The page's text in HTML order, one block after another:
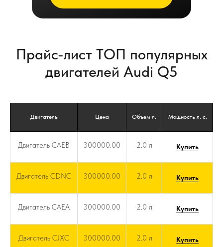
Прайс-лист ТОП популярных
двигателей Audi Q5
Двигатель Цена Объем л. Мощность л. с.
Двигатель CAEB 300000.00 2.0 л Купить
Двигатель CDNC 300000.00 2.0 л Купить
Двигатель CAEA 300000.00 2.0 л Купить
Двигатель CJXC 300000.00 2.0 л Купить